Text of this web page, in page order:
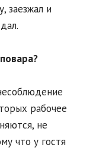
заезжал и
рабочее
не
что у гостя